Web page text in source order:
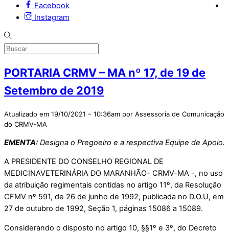
Facebook
Instagram
PORTARIA CRMV – MA nº 17, de 19 de
Setembro de 2019
Atualizado em 19/10/2021 – 10:36am por Assessoria de Comunicação
do CRMV-MA
EMENTA: Designa o Pregoeiro e a respectiva Equipe de Apoio.
A PRESIDENTE DO CONSELHO REGIONAL DE
MEDICINAVETERINÁRIA DO MARANHÃO- CRMV-MA -, no uso
da atribuição regimentais contidas no artigo 11º, da Resolução
CFMV nº 591, de 26 de junho de 1992, publicada no D.O.U, em
27 de outubro de 1992, Seção 1, páginas 15086 a 15089.
Considerando o disposto no artigo 10, §§1º e 3º, do Decreto